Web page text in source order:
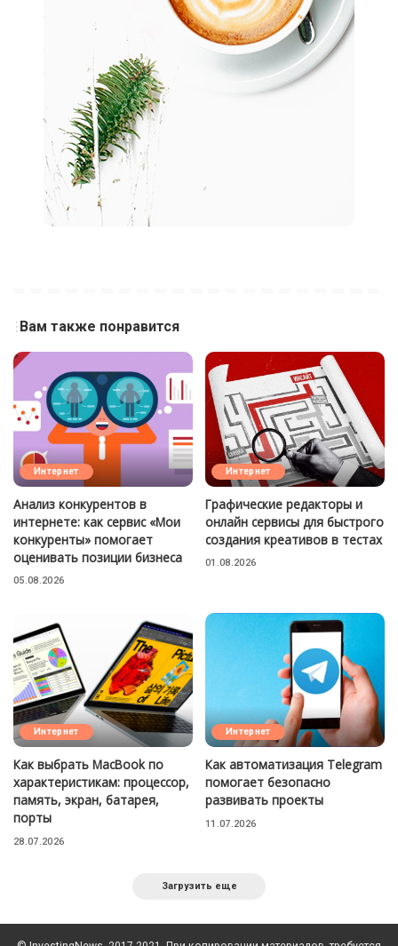
Вам также понравится
Интернет
Анализ конкурентов в
интернете: как сервис «Мои
конкуренты» помогает
оценивать позиции бизнеса
05.08.2026
Интернет
Графические редакторы и
онлайн сервисы для быстрого
создания креативов в тестах
01.08.2026
Интернет
Как выбрать MacBook по
характеристикам: процессор,
память, экран, батарея,
порты
28.07.2026
Интернет
Как автоматизация Telegram
помогает безопасно
развивать проекты
11.07.2026
Загрузить еще